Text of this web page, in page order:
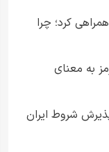
کرد؛ چرا
به معنای
شروط ایران